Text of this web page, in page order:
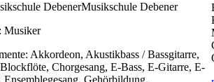
Musikschule Debener
Musiker
Akkordeon, Akustikbass / Bassgitarre,
Chorgesang, E-Bass, E-Gitarre, E-